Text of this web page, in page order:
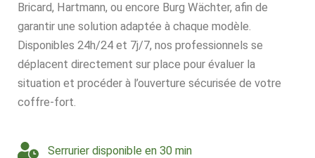
Bricard, Hartmann, ou encore Burg Wächter, afin de
garantir une solution adaptée à chaque modèle.
Disponibles 24h/24 et 7j/7, nos professionnels se
déplacent directement sur place pour évaluer la
situation et procéder à l’ouverture sécurisée de votre
coffre-fort.
Serrurier disponible en 30 min